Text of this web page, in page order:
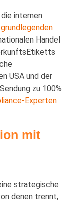
internen
grundlegenden
Handel
USA und der
zu 100%
Experten
mit
strategische
denen trennt,